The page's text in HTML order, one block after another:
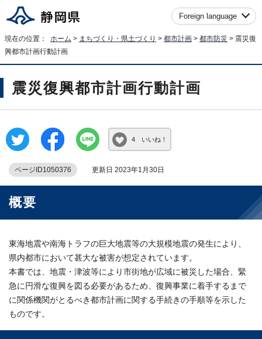
Foreign language
現在の位置： ホーム > まちづくり・県土づくり > 都市計画 > 都市防災 > 震災復
興都市計画行動計画
震災復興都市計画行動計画
4 いいね！
ページID1050376 更新日 2023年1月30日
概要
東海地震や南海トラフの巨大地震等の大規模地震の発生により、
県内都市において甚大な被害が想定されています。
本書では、地震・津波等により市街地が広域に被災した場合、緊
急に円滑な復興を図る必要があるため、復興事業に着手するまで
に関係機関がとるべき都市計画に関する手続きの手順等を示した
ものです。